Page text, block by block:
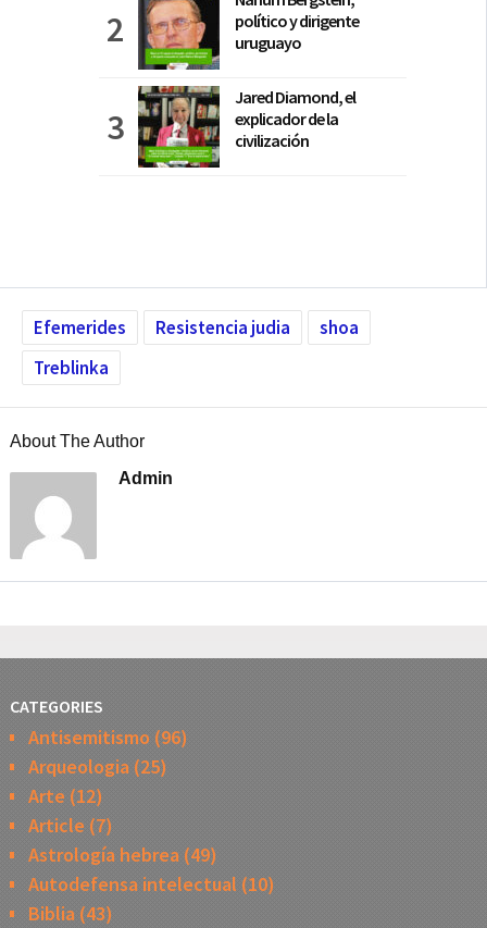
político y dirigente
uruguayo
Jared Diamond, el
explicador de la
civilización
Efemerides Resistencia judia
shoa
Treblinka
About The Author
Admin
CATEGORIES
Antisemitismo (96)
Arqueologia(25)
Arte (12)
Article (7)
Astrología hebrea(49)
Autodefensa intelectual (10)
Biblia(43)